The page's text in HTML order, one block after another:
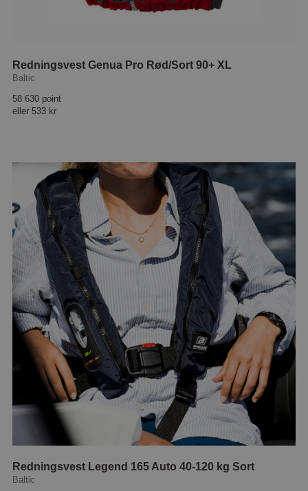
Redningsvest Genua Pro Rød/Sort 90+ XL
Baltic
58 630 point
eller 533 kr
Redningsvest Legend 165 Auto 40-120 kg Sort
Baltic